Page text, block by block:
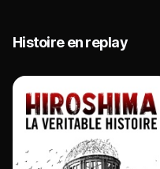
Histoire en replay